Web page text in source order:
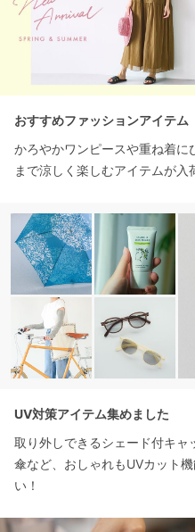
おすすめファッションアイテム
かろやかワンピースや重ね着に
まで涼しく楽しむアイテムが入
UV対策アイテム集めました
取り外しできるシェード付キャ
傘など、おしゃれもUVカット
い！